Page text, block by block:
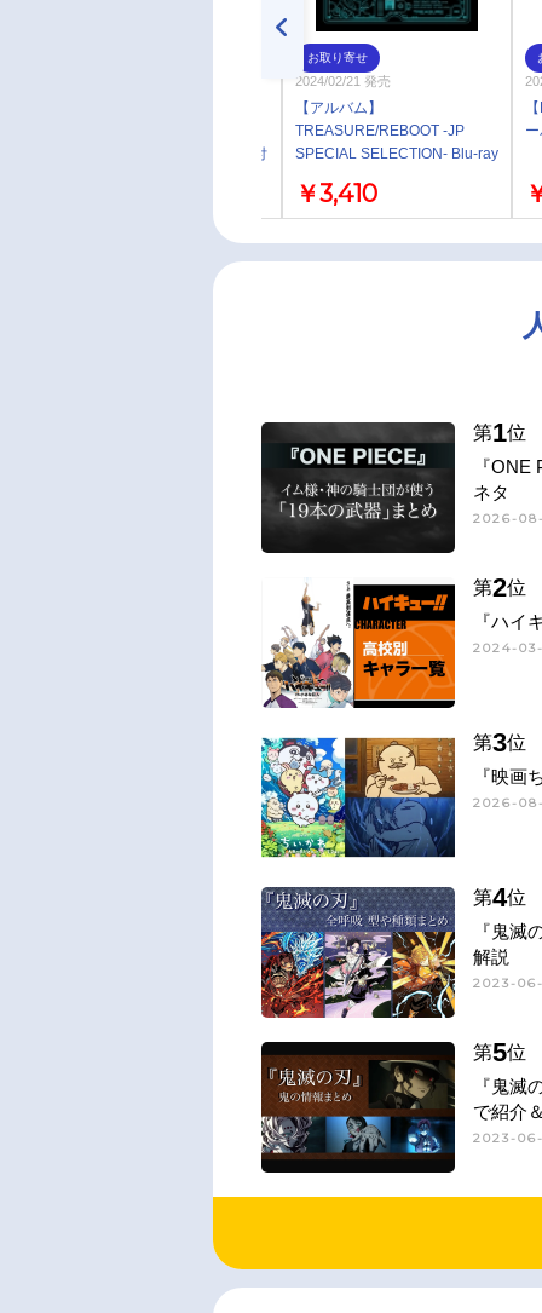
SPECIAL SELECTION- DVD付
お取り寄せ
2024/02/21 発売
【アルバム】
TREASURE/REBOOT -JP
SPECIAL SELECTION- Blu-ray
￥3,410
第1位
『
ネタ
2026-
第2位
『ハイ
2024-
第3位
『映画
2026-
第4位
『鬼滅
解説
2023-
第5位
『鬼滅
で紹介
2023-